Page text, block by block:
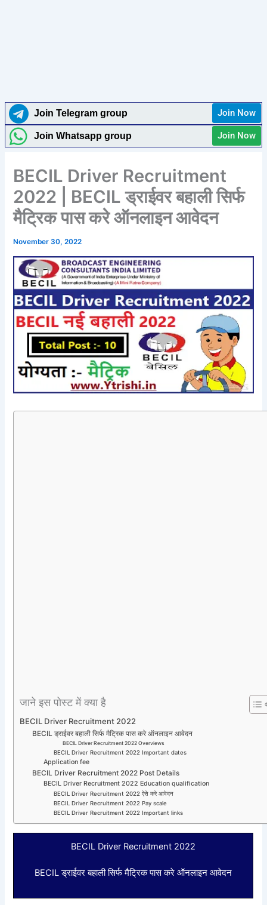
Join Telegram group Join Now
Join Whatsapp group Join Now
BECIL Driver Recruitment
2022 | BECIL ड्राईवर बहाली सिर्फ
मैट्रिक पास करे ऑनलाइन आवेदन
November 30, 2022
जाने इस पोस्ट में क्या है
BECIL Driver Recruitment 2022
BECIL ड्राईवर बहाली सिर्फ मैट्रिक पास करे ऑनलाइन आवेदन
BECIL Driver Recruitment 2022 Overviews
BECIL Driver Recruitment 2022 Important dates
Application fee
BECIL Driver Recruitment 2022 Post Details
BECIL Driver Recruitment 2022 Education qualification
BECIL Driver Recruitment 2022 ऐसे करे आवेदन
BECIL Driver Recruitment 2022 Pay scale
BECIL Driver Recruitment 2022 Important links
BECIL Driver Recruitment 2022
BECIL ड्राईवर बहाली सिर्फ मैट्रिक पास करे ऑनलाइन आवेदन